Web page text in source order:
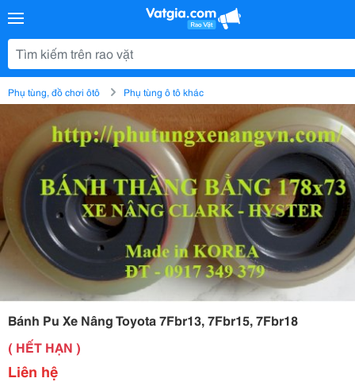
Phụ tùng, đồ chơi ôtô Phụ tùng ô tô khác
Bánh Pu Xe Nâng Toyota 7Fbr13, 7Fbr15, 7Fbr18
( HẾT HẠN )
Liên hệ